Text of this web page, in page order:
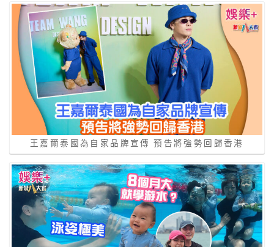
王嘉爾泰國為自家品牌宣傳 預告將強勢回歸香港